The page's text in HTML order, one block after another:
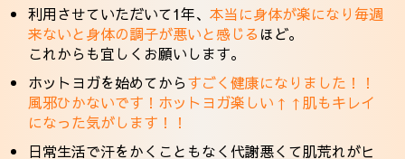
利用させていただいて1年、本当に身体が楽になり毎週
来ないと身体の調子が悪いと感じる ほど。
これからも宜しくお願いします。
ホットヨガを始めてからすごく健康になりました！！
風邪ひかないです！ホットヨガ楽しい↑↑肌もキレイ
になった気がします！！
日常生活で汗をかくこともなく代謝悪くて肌荒れがヒ